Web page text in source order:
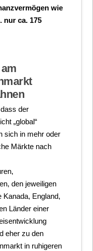
wie
nur ca. 175
der
„global“
sich in mehr oder
Märkte nach
den jeweiligen
England,
Länder einer
eher zu den
in ruhigeren